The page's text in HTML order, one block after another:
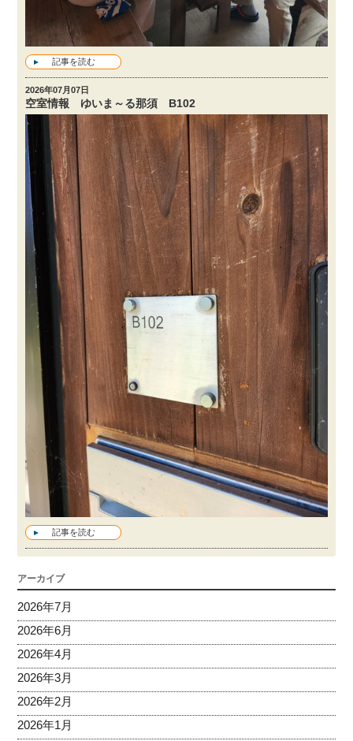
記事を読む
2026年07月07日
空室情報 ゆいま～る那須 B102
記事を読む
アーカイブ
2026年7月
2026年6月
2026年4月
2026年3月
2026年2月
2026年1月